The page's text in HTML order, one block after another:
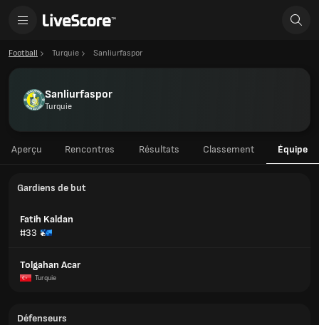
Football Turquie Sanliurfaspor
Sanliurfaspor
Turquie
Aperçu Rencontres Résultats Classement Équipe
Gardiens de but
Fatih Kaldan
#33
Tolgahan Acar
Turquie
Défenseurs